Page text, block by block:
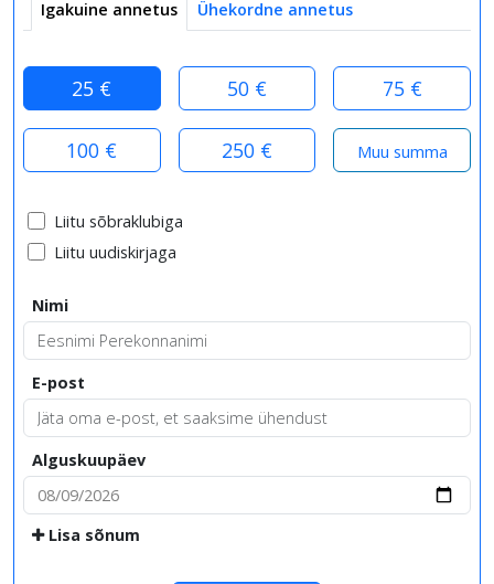
Igakuine annetus Ühekordne annetus
25 € 50 € 75 €
100 € 250 €
Liitu sõbraklubiga
Liitu uudiskirjaga
Nimi
E-post
Alguskuupäev
Lisa sõnum